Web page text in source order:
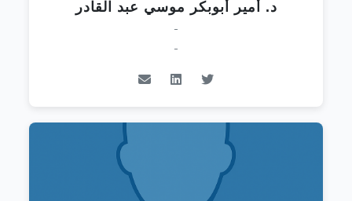
د. أمير أبوبكر موسي عبد القادر
-
-